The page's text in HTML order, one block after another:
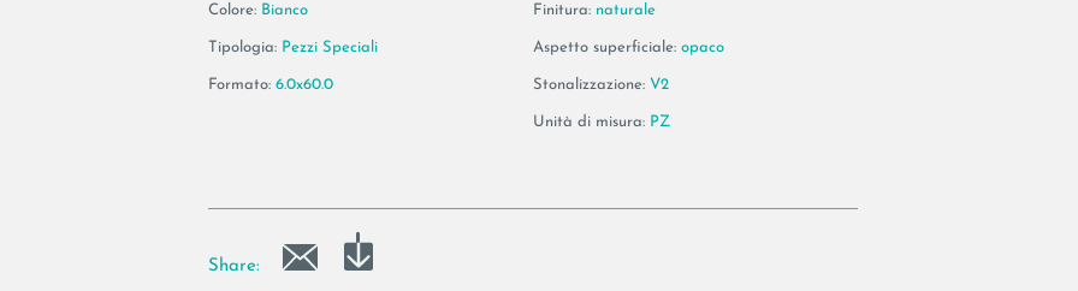
Colore: Bianco
Tipologia: Pezzi Speciali
Formato: 6.0x60.0
Finitura: naturale
Aspetto superficiale: opaco
Stonalizzazione: V2
Unità di misura: PZ
Share: